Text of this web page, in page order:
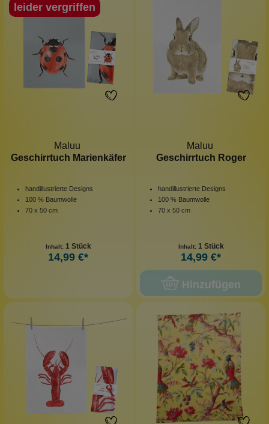
leider vergriffen
Maluu
Geschirrtuch Marienkäfer
handillustrierte Designs
100 % Baumwolle
70 x 50 cm
Inhalt: 1 Stück
14,99 €*
Maluu
Geschirrtuch Roger
handillustrierte Designs
100 % Baumwolle
70 x 50 cm
Inhalt: 1 Stück
14,99 €*
Hinzufügen